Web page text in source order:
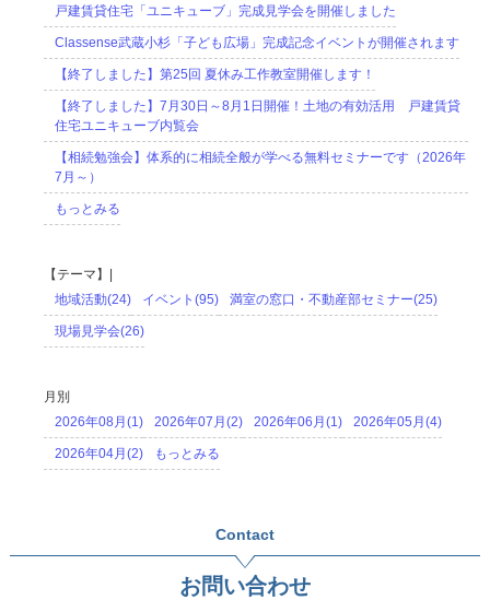
戸建賃貸住宅「ユニキューブ」完成見学会を開催しました
Classense武蔵小杉「子ども広場」完成記念イベントが開催されます
【終了しました】第25回 夏休み工作教室開催します！
【終了しました】7月30日～8月1日開催！土地の有効活用 戸建賃貸
住宅ユニキューブ内覧会
【相続勉強会】体系的に相続全般が学べる無料セミナーです（2026年
7月～）
もっとみる
【テーマ】|
地域活動(24)
イベント(95) 満室の窓口・不動産部セミナー(25)
現場見学会(26)
月別
2026年08月(1)
2026年07月(2) 2026年06月(1) 2026年05月(4)
2026年04月(2) もっとみる
Contact
お問い合わせ